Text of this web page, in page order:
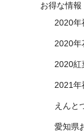
お得な情報
2020年
2020年
2020紅
2021年
えんと
愛知県